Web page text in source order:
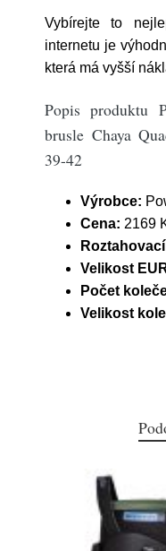
Vybírejte to
internetu je
která má vyšší
Popis produktu
brusle Chaya
39-42
Výrobce:
Cena: 2169
Velikost
Počet
Velikost